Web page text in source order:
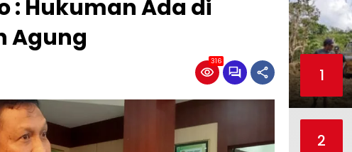
: Hukuman Ada di
Agung
316
1
2